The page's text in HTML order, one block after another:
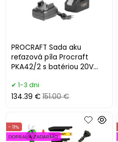
PROCRAFT Sada aku
reťazová píla Procraft
PKA42/2 s batériou 20V
1-3 dni
134.39 € 151.00 €
- 11%
DOPRAVA ZADARMO